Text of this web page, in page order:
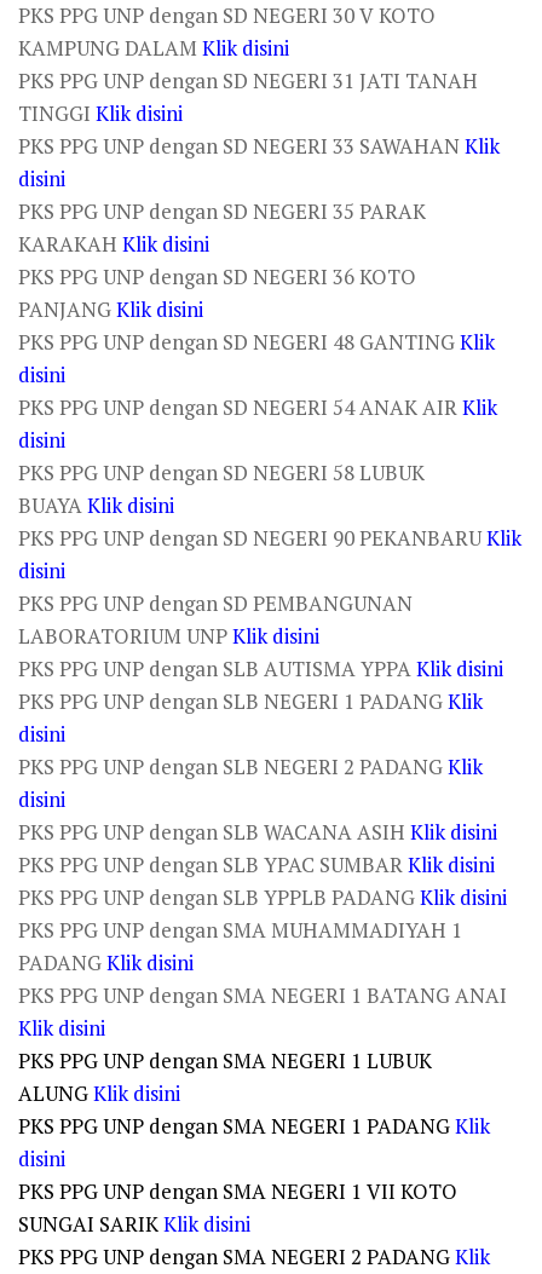
PKS PPG UNP dengan SD NEGERI 30 V KOTO
KAMPUNG DALAM Klik disini
PKS PPG UNP dengan SD NEGERI 31 JATI TANAH
TINGGI Klik disini
PKS PPG UNP dengan SD NEGERI 33 SAWAHANKlik
disini
PKS PPG UNP dengan SD NEGERI 35 PARAK
KARAKAH Klik disini
PKS PPG UNP dengan SD NEGERI 36 KOTO
PANJANGKlik disini
PKS PPG UNP dengan SD NEGERI 48 GANTINGKlik
disini
PKS PPG UNP dengan SD NEGERI 54 ANAK AIRKlik
disini
PKS PPG UNP dengan SD NEGERI 58 LUBUK
BUAYAKlik disini
PKS PPG UNP dengan SD NEGERI 90 PEKANBARUKlik
disini
PKS PPG UNP dengan SD PEMBANGUNAN
LABORATORIUM UNPKlik disini
PKS PPG UNP dengan SLB AUTISMA YPPAKlik disini
PKS PPG UNP dengan SLB NEGERI 1 PADANGKlik
disini
PKS PPG UNP dengan SLB NEGERI 2 PADANGKlik
disini
PKS PPG UNP dengan SLB WACANA ASIH Klik disini
PKS PPG UNP dengan SLB YPAC SUMBARKlik disini
PKS PPG UNP dengan SLB YPPLB PADANGKlik disini
PKS PPG UNP dengan SMA MUHAMMADIYAH 1
PADANGKlik disini
PKS PPG UNP dengan SMA NEGERI 1 BATANG ANAI
Klik disini
PKS PPG UNP dengan SMA NEGERI 1 LUBUK
ALUNGKlik disini
PKS PPG UNP dengan SMA NEGERI 1 PADANGKlik
disini
PKS PPG UNP dengan SMA NEGERI 1 VII KOTO
SUNGAI SARIKKlik disini
PKS PPG UNP dengan SMA NEGERI 2 PADANGKlik